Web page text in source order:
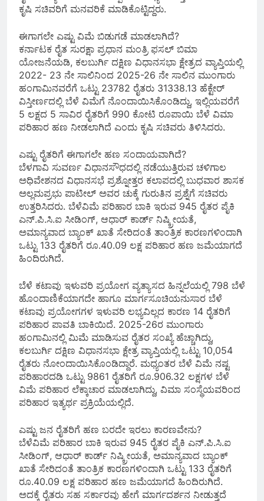
ಕೃಷಿ ಸಚಿವರಿಗೆ ಮನವರಿಕೆ ಮಾಡಿಕೊಟ್ಟಿದ್ದರು.
ಈಗಾಗಲೇ ಎಷ್ಟು ವಿಮೆ ಬಿಡುಗಡೆ ಮಾಡಲಾಗಿದೆ?
ಕರ್ನಾಟಕ ರೈತ ಸುರಕ್ಷಾ ಪ್ರಧಾನ ಮಂತ್ರಿ ಫಸಲ್ ಬಿಮಾ
ಯೋಜನೆಯಡಿ, ಕಲಬುರ್ಗಿ ದಕ್ಷಿಣ ವಿಧಾನಸಭಾ ಕ್ಷೇತ್ರದ ವ್ಯಾಪ್ತಿಯಲ್ಲಿ
2022- 23 ನೇ ಸಾಲಿನಿಂದ 2025-26 ನೇ ಸಾಲಿನ ಮುಂಗಾರು
ಹಂಗಾಮಿನವರೆಗೆ ಒಟ್ಟು 23782 ರೈತರು 31338.13 ಹೆಕ್ಟೇರ್
ವಿಸ್ತೀರ್ಣದಲ್ಲಿ ಬೆಳೆ ವಿಮೆಗೆ ನೊಂದಾಯಿಸಿಕೊಂಡಿದ್ದು, ಇಲ್ಲಿಯವರೆಗೆ
5 ಲಕ್ಷದ 5 ಸಾವಿರ ರೈತರಿಗೆ 990 ಕೋಟಿ ರೂಪಾಯಿ ಬೆಳೆ ವಿಮಾ
ಪರಿಹಾರ ಹಣ ನೀಡಲಾಗಿದೆ ಎಂದು ಕೃಷಿ ಸಚಿವರು ತಿಳಿಸಿದರು.
ಎಷ್ಟು ರೈತರಿಗೆ ಈಗಾಗಲೇ ಹಣ ಸಂದಾಯವಾಗಿದೆ?
ಬೆಳಗಾವಿ ಸುವರ್ಣ ವಿಧಾನಸೌಧದಲ್ಲಿ ನಡೆಯುತ್ತಿರುವ ಚಳಿಗಾಲ
ಅಧಿವೇಶನದ ವಿಧಾನಸಭೆ ಪ್ರಶ್ನೋತ್ತರ ಕಲಾಪದಲ್ಲಿ ಬುಧವಾರ ಶಾಸಕ
ಅಲ್ಲಮಪ್ರಭು ಪಾಟೀಲ್ ಅವರ ಚುಕ್ಕೆ ಗುರುತಿನ ಪ್ರಶ್ನೆಗೆ ಸಚಿವರು
ಉತ್ತರಿಸಿದರು. ಬೆಳೆವಿಮೆ ಪರಿಹಾರ ಬಾಕಿ ಇರುವ 945 ರೈತರ ಪೈಕಿ
ಎನ್.ಪಿ.ಸಿ.ಐ ಸೀಡಿಂಗ್, ಆಧಾರ್ ಕಾರ್ಡ್ ನಿಷ್ಕ್ರೀಯತೆ,
ಅಮಾನ್ಯವಾದ ಬ್ಯಾಂಕ್ ಖಾತೆ ಸೇರಿದಂತೆ ತಾಂತ್ರಿಕ ಕಾರಣಗಳಿಂದಾಗಿ
ಒಟ್ಟು 133 ರೈತರಿಗೆ ರೂ.40.09 ಲಕ್ಷ ಪರಿಹಾರ ಹಣ ಜಮೆಯಾಗದೆ
ಹಿಂದಿರುಗಿದೆ.
ಬೆಳೆ ಕಟಾವು ಇಳುವರಿ ಪ್ರಯೋಗ ವ್ಯತ್ಯಾಸದ ಹಿನ್ನಲೆಯಲ್ಲಿ 798 ಬೆಳೆ
ಹೊಂದಾಣಿಕೆಯಾಗದೇ ಹಾಗೂ ಮಾರ್ಗಸೂಚಿಯನುಸಾರ ಬೆಳೆ
ಕಟಾವು ಪ್ರಯೋಗಗಳ ಇಳುವರಿ ಲಭ್ಯವಿಲ್ಲದ ಕಾರಣ 14 ರೈತರಿಗೆ
ಪರಿಹಾರ ಪಾವತಿ ಬಾಕಿಯಿದೆ. 2025-26ರ ಮುಂಗಾರು
ಹಂಗಾಮಿನಲ್ಲಿ ಮಿಮೆ ಮಾಡಿಸುವ ರೈತರ ಸಂಖ್ಯೆ ಹೆಚ್ಚಾಗಿದ್ದು,
ಕಲಬುರ್ಗಿ ದಕ್ಷಿಣ ವಿಧಾನಸಭಾ ಕ್ಷೇತ್ರ ವ್ಯಾಪ್ತಿಯಲ್ಲಿ ಒಟ್ಟು 10,054
ರೈತರು ನೋಂದಾಯಿಸಿಕೊಂಡಿದ್ದಾರೆ. ಮಧ್ಯಂತರ ಬೆಳೆ ವಿಮೆ ನಷ್ಟ
ಪರಿಹಾರದಡಿ ಒಟ್ಟು 9861 ರೈತರಿಗೆ ರೂ.906.32 ಲಕ್ಷಗಳ ಬೆಳೆ
ವಿಮೆ ಪರಿಹಾರ ಲೆಕ್ಕಾಚಾರ ಮಾಡಲಾಗಿದ್ದು, ವಿಮಾ ಸಂಸ್ಥೆಯವರಿಂದ
ಪರಿಹಾರ ಇತ್ಯರ್ಥ ಪ್ರಕ್ರಿಯೆಯಲ್ಲಿದೆ.
ಎಷ್ಟು ಜನ ರೈತರಿಗೆ ಹಣ ಬರದೇ ಇರಲು ಕಾರಣವೇನು?
ಬೆಳೆವಿಮೆ ಪರಿಹಾರ ಬಾಕಿ ಇರುವ 945 ರೈತರ ಪೈಕಿ ಎನ್.ಪಿ.ಸಿ.ಐ
ಸೀಡಿಂಗ್, ಆಧಾರ್ ಕಾರ್ಡ್ ನಿಷ್ಕ್ರೀಯತೆ, ಅಮಾನ್ಯವಾದ ಬ್ಯಾಂಕ್
ಖಾತೆ ಸೇರಿದಂತೆ ತಾಂತ್ರಿಕ ಕಾರಣಗಳಿಂದಾಗಿ ಒಟ್ಟು 133 ರೈತರಿಗೆ
ರೂ.40.09 ಲಕ್ಷ ಪರಿಹಾರ ಹಣ ಜಮೆಯಾಗದೆ ಹಿಂದಿರುಗಿದೆ.
ಅದಕ್ಕೆ ರೈತರು ಸಹ ಸರ್ಕಾರವು ಹೇಗೆ ಮಾರ್ಗದರ್ಶನ ನೀಡುತ್ತದೆ